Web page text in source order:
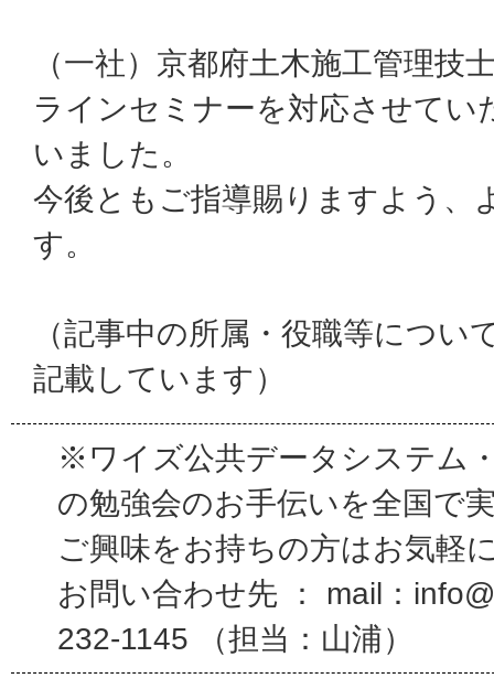
（一社）京都府土木施工管理技
ラインセミナーを対応させて
いました。
今後ともご指導賜りますよう、
す。
（記事中の所属・役職等につい
記載しています）
※ワイズ公共データシステム
の勉強会のお手伝いを全国で
ご興味をお持ちの方はお気軽
お問い合わせ先 ： mail：
232-1145 （担当：山浦）